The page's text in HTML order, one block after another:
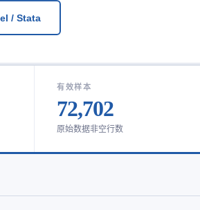
/ Stata
有效样本
72,702
原始数据非空行数